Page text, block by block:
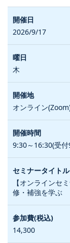
2026/9/17
木
オンライン
9:30～16:30(受
【オンラインセ
修・補強を学ぶ
14,300